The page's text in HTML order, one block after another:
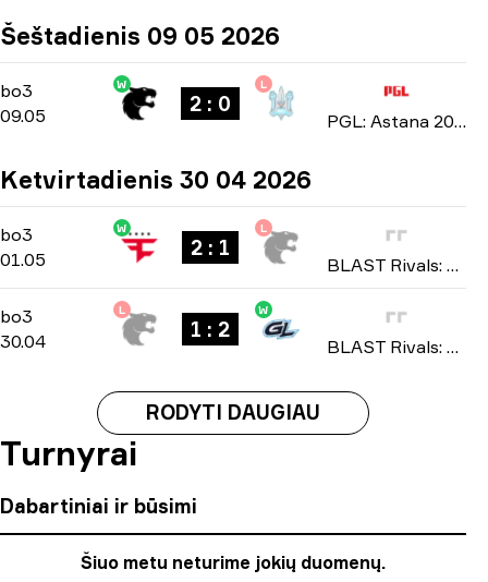
Šeštadienis 09 05 2026
bo3 Group Stage-bo3
09.05
W
2 : 0
L
PGL: Astana 2026
Ketvirtadienis 30 04 2026
bo3 -bo3
01.05
W
2 : 1
L
BLAST Rivals: Spring 2026
bo3 -bo3
30.04
L
1 : 2
W
BLAST Rivals: Spring 2026
RODYTI DAUGIAU
Turnyrai
Dabartiniai ir būsimi
Šiuo metu neturime jokių duomenų.